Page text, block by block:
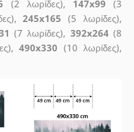
(2 λωρίδες), 147x99 (3
245x165 (5 λωρίδες),
(7 λωρίδες), 392x264(8
490x330 (10 λωρίδες),